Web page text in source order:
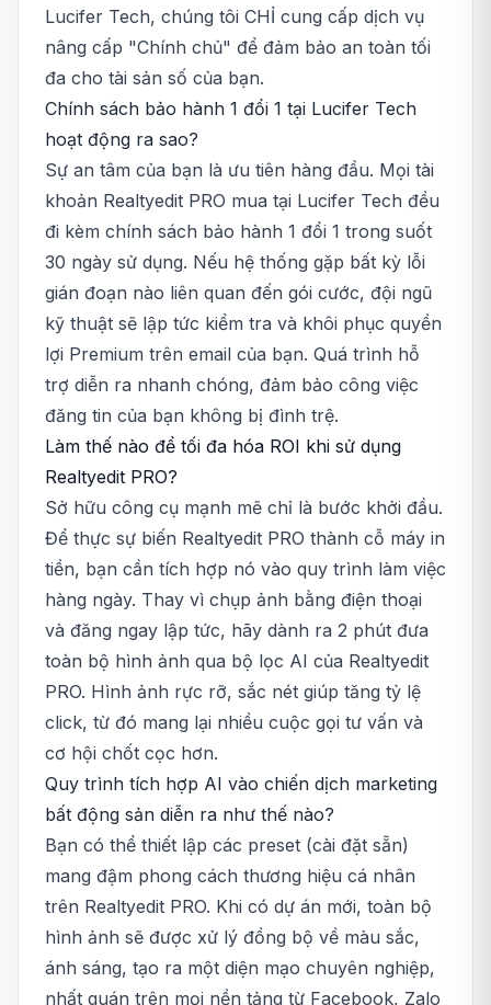
Lucifer Tech, chúng tôi CHỈ cung cấp dịch vụ
nâng cấp "Chính chủ" để đảm bảo an toàn tối
đa cho tài sản số của bạn.
Chính sách bảo hành 1 đổi 1 tại Lucifer Tech
hoạt động ra sao?
Sự an tâm của bạn là ưu tiên hàng đầu. Mọi tài
khoản Realtyedit PRO mua tại Lucifer Tech đều
đi kèm chính sách bảo hành 1 đổi 1 trong suốt
30 ngày sử dụng. Nếu hệ thống gặp bất kỳ lỗi
gián đoạn nào liên quan đến gói cước, đội ngũ
kỹ thuật sẽ lập tức kiểm tra và khôi phục quyền
lợi Premium trên email của bạn. Quá trình hỗ
trợ diễn ra nhanh chóng, đảm bảo công việc
đăng tin của bạn không bị đình trệ.
Làm thế nào để tối đa hóa ROI khi sử dụng
Realtyedit PRO?
Sở hữu công cụ mạnh mẽ chỉ là bước khởi đầu.
Để thực sự biến Realtyedit PRO thành cỗ máy in
tiền, bạn cần tích hợp nó vào quy trình làm việc
hàng ngày. Thay vì chụp ảnh bằng điện thoại
và đăng ngay lập tức, hãy dành ra 2 phút đưa
toàn bộ hình ảnh qua bộ lọc AI của Realtyedit
PRO. Hình ảnh rực rỡ, sắc nét giúp tăng tỷ lệ
click, từ đó mang lại nhiều cuộc gọi tư vấn và
cơ hội chốt cọc hơn.
Quy trình tích hợp AI vào chiến dịch marketing
bất động sản diễn ra như thế nào?
Bạn có thể thiết lập các preset (cài đặt sẵn)
mang đậm phong cách thương hiệu cá nhân
trên Realtyedit PRO. Khi có dự án mới, toàn bộ
hình ảnh sẽ được xử lý đồng bộ về màu sắc,
ánh sáng, tạo ra một diện mạo chuyên nghiệp,
nhất quán trên mọi nền tảng từ Facebook, Zalo